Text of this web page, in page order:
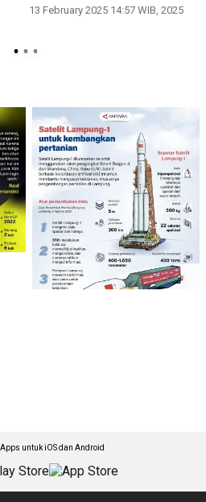
13 February 2025 14:57 WIB, 2025
untuk iOS dan Android